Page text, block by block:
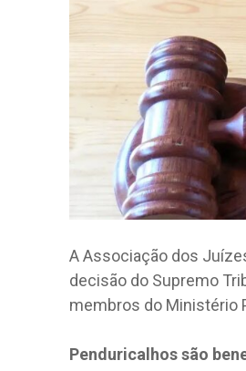
A Associação dos
decisão do Supremo
membros do Ministério
Penduricalhos são